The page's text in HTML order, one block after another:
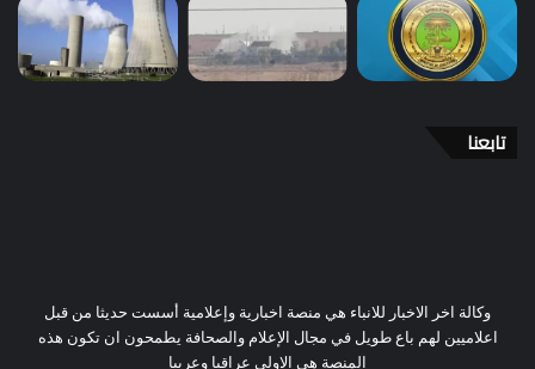
تابعنا
وكالة اخر الاخبار للانباء هي منصة اخبارية وإعلامية أسست حديثا من قبل
اعلاميين لهم باع طويل في مجال الإعلام والصحافة يطمحون ان تكون هذه
المنصة هي الاولى عراقيا وعربيا